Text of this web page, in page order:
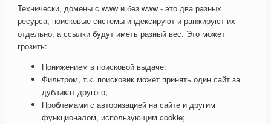
Технически, домены с www и без www - это два разных
ресурса, поисковые системы индексируют и ранжируют их
отдельно, а ссылки будут иметь разный вес. Это может
грозить:
Понижением в поисковой выдаче;
Фильтром, т.к. поисковик может принять один сайт за
дубликат другого;
Проблемами с авторизацией на сайте и другим
функционалом, использующим cookie;